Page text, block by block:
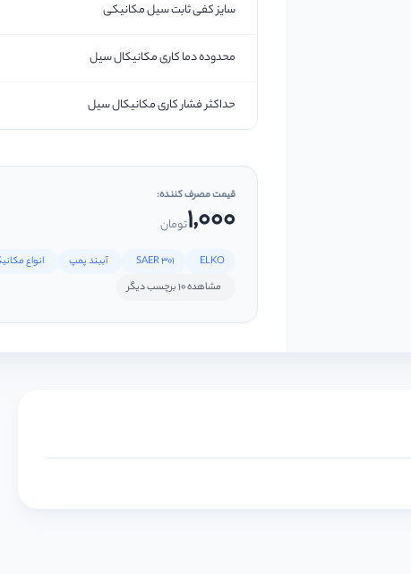
سایز کفی ثابت سیل مکانیکی
محدوده دما کاری مکانیکال سیل
حداکثر فشار کاری مکانیکال سیل
قیمت مصرف کننده:
1,000تومان
ELKO
SAER 301 آببند پمپ
انواع
مشاهده 10 برچسب دیگر